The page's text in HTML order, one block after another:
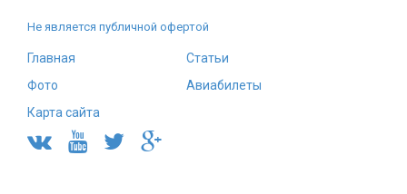
Не является публичной офертой
Главная
Статьи
Фото
Авиабилеты
Карта сайта